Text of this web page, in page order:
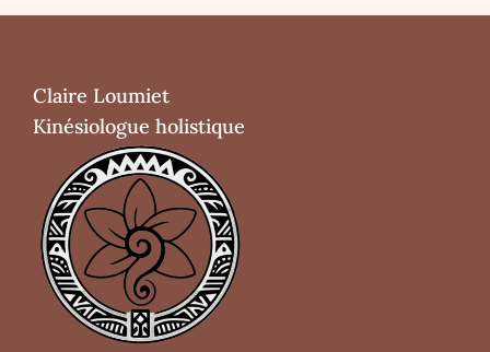
Claire Loumiet
Kinésiologue holistique